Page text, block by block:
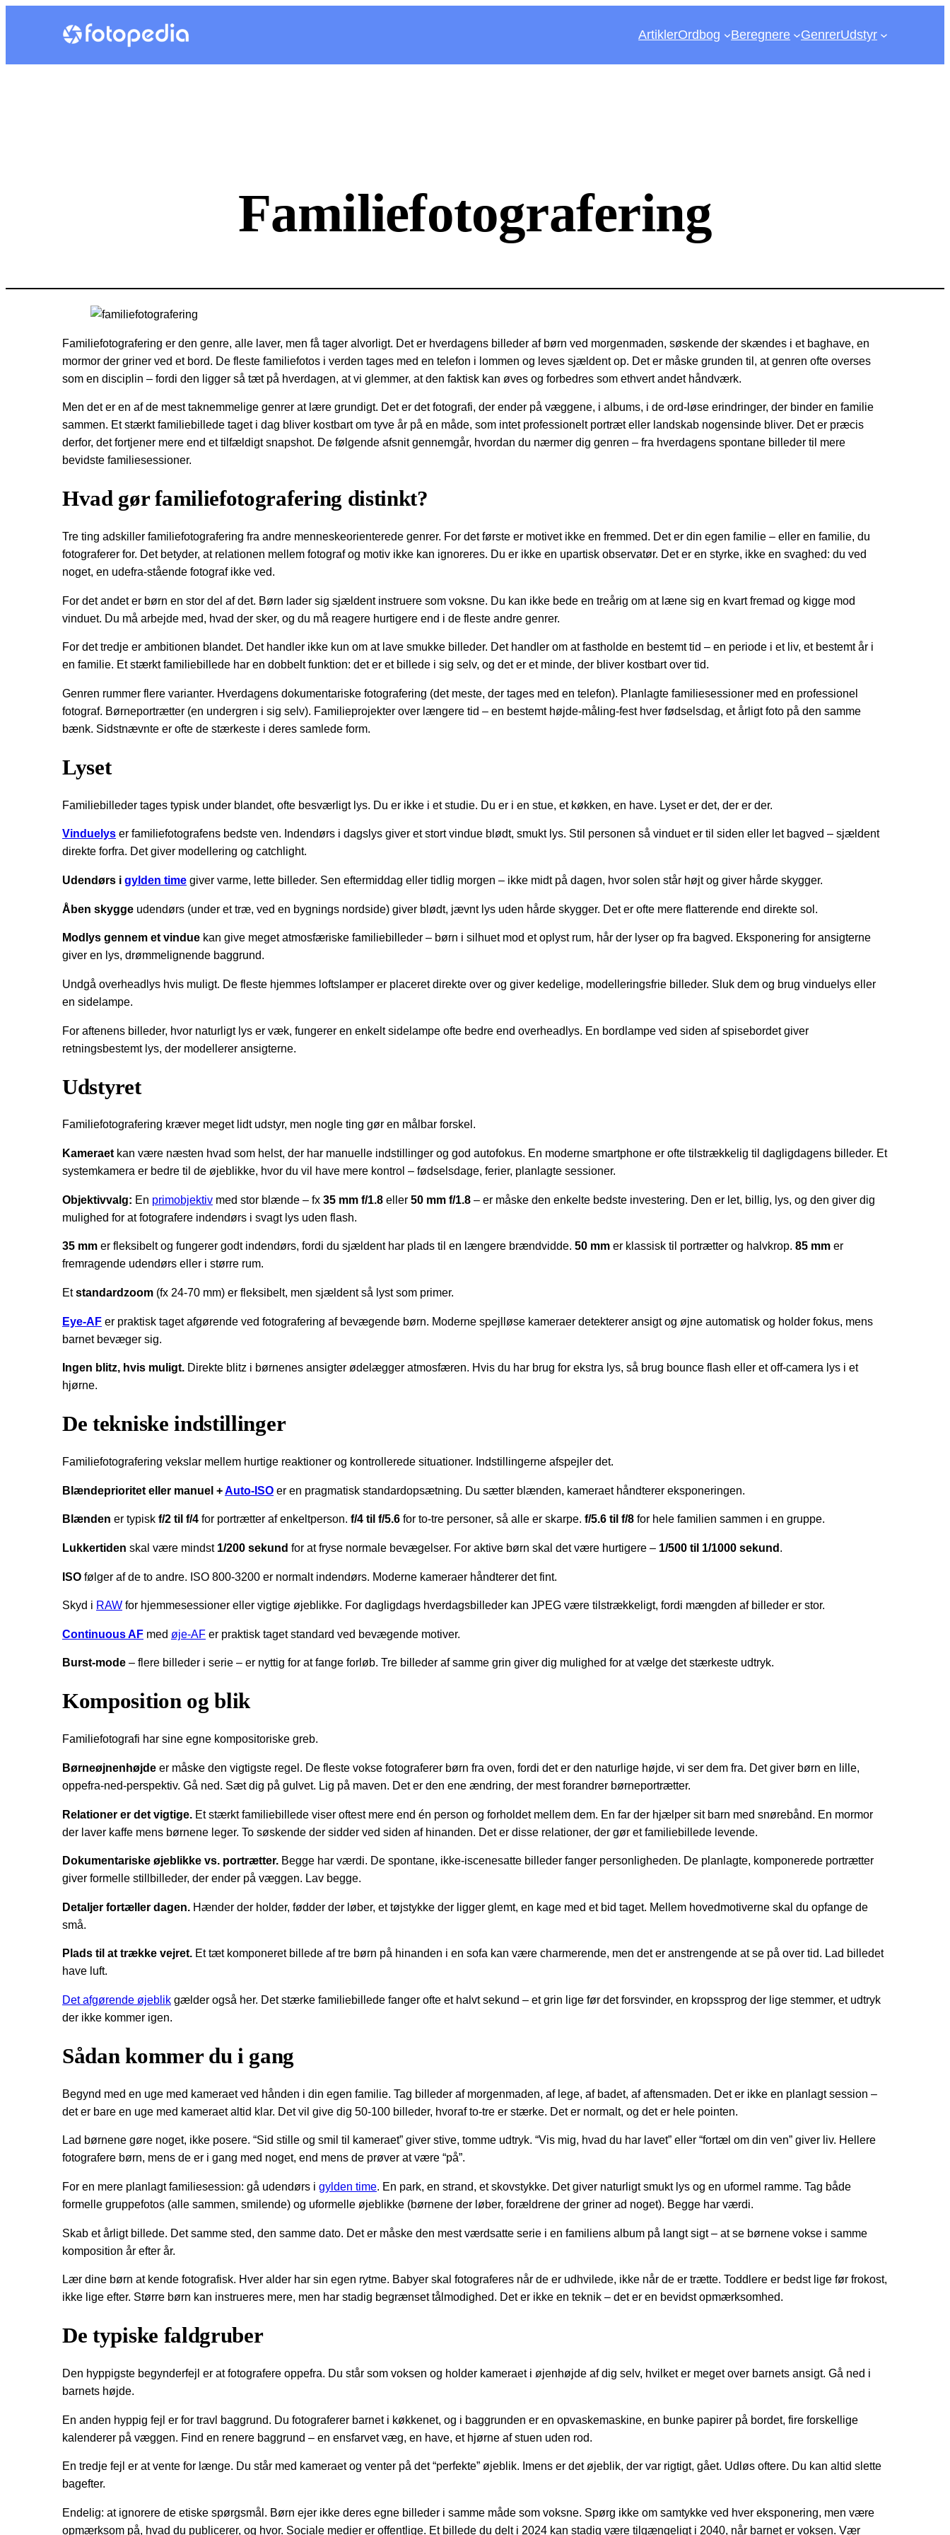
ArtiklerOrdbog Beregnere GenrerUdstyr
Familiefotografering
Familiefotografering er den genre, alle laver, men få tager alvorligt. Det er hverdagens billeder af børn ved morgenmaden, søskende der skændes i et baghave, en
mormor der griner ved et bord. De fleste familiefotos i verden tages med en telefon i lommen og leves sjældent op. Det er måske grunden til, at genren ofte overses
som en disciplin – fordi den ligger så tæt på hverdagen, at vi glemmer, at den faktisk kan øves og forbedres som ethvert andet håndværk.
Men det er en af de mest taknemmelige genrer at lære grundigt. Det er det fotografi, der ender på væggene, i albums, i de ord-løse erindringer, der binder en familie
sammen. Et stærkt familiebillede taget i dag bliver kostbart om tyve år på en måde, som intet professionelt portræt eller landskab nogensinde bliver. Det er præcis
derfor, det fortjener mere end et tilfældigt snapshot. De følgende afsnit gennemgår, hvordan du nærmer dig genren – fra hverdagens spontane billeder til mere
bevidste familiesessioner.
Hvad gør familiefotografering distinkt?
Tre ting adskiller familiefotografering fra andre menneskeorienterede genrer. For det første er motivet ikke en fremmed. Det er din egen familie – eller en familie, du
fotograferer for. Det betyder, at relationen mellem fotograf og motiv ikke kan ignoreres. Du er ikke en upartisk observatør. Det er en styrke, ikke en svaghed: du ved
noget, en udefra-stående fotograf ikke ved.
For det andet er børn en stor del af det. Børn lader sig sjældent instruere som voksne. Du kan ikke bede en treårig om at læne sig en kvart fremad og kigge mod
vinduet. Du må arbejde med, hvad der sker, og du må reagere hurtigere end i de fleste andre genrer.
For det tredje er ambitionen blandet. Det handler ikke kun om at lave smukke billeder. Det handler om at fastholde en bestemt tid – en periode i et liv, et bestemt år i
en familie. Et stærkt familiebillede har en dobbelt funktion: det er et billede i sig selv, og det er et minde, der bliver kostbart over tid.
Genren rummer flere varianter. Hverdagens dokumentariske fotografering (det meste, der tages med en telefon). Planlagte familiesessioner med en professionel
fotograf. Børneportrætter (en undergren i sig selv). Familieprojekter over længere tid – en bestemt højde-måling-fest hver fødselsdag, et årligt foto på den samme
bænk. Sidstnævnte er ofte de stærkeste i deres samlede form.
Lyset
Familiebilleder tages typisk under blandet, ofte besværligt lys. Du er ikke i et studie. Du er i en stue, et køkken, en have. Lyset er det, der er der.
Vinduelys er familiefotografens bedste ven. Indendørs i dagslys giver et stort vindue blødt, smukt lys. Stil personen så vinduet er til siden eller let bagved – sjældent
direkte forfra. Det giver modellering og catchlight.
Udendørs i gylden time giver varme, lette billeder. Sen eftermiddag eller tidlig morgen – ikke midt på dagen, hvor solen står højt og giver hårde skygger.
Åben skygge udendørs (under et træ, ved en bygnings nordside) giver blødt, jævnt lys uden hårde skygger. Det er ofte mere flatterende end direkte sol.
Modlys gennem et vindue kan give meget atmosfæriske familiebilleder – børn i silhuet mod et oplyst rum, hår der lyser op fra bagved. Eksponering for ansigterne
giver en lys, drømmelignende baggrund.
Undgå overheadlys hvis muligt. De fleste hjemmes loftslamper er placeret direkte over og giver kedelige, modelleringsfrie billeder. Sluk dem og brug vinduelys eller
en sidelampe.
For aftenens billeder, hvor naturligt lys er væk, fungerer en enkelt sidelampe ofte bedre end overheadlys. En bordlampe ved siden af spisebordet giver
retningsbestemt lys, der modellerer ansigterne.
Udstyret
Familiefotografering kræver meget lidt udstyr, men nogle ting gør en målbar forskel.
Kameraet kan være næsten hvad som helst, der har manuelle indstillinger og god autofokus. En moderne smartphone er ofte tilstrækkelig til dagligdagens billeder. Et
systemkamera er bedre til de øjeblikke, hvor du vil have mere kontrol – fødselsdage, ferier, planlagte sessioner.
Objektivvalg: En primobjektiv med stor blænde – fx 35 mm f/1.8 eller 50 mm f/1.8 – er måske den enkelte bedste investering. Den er let, billig, lys, og den giver dig
mulighed for at fotografere indendørs i svagt lys uden flash.
35 mm er fleksibelt og fungerer godt indendørs, fordi du sjældent har plads til en længere brændvidde. 50 mm er klassisk til portrætter og halvkrop. 85 mm er
fremragende udendørs eller i større rum.
Etstandardzoom (fx 24-70 mm) er fleksibelt, men sjældent så lyst som primer.
Eye-AF er praktisk taget afgørende ved fotografering af bevægende børn. Moderne spejlløse kameraer detekterer ansigt og øjne automatisk og holder fokus, mens
barnet bevæger sig.
Ingen blitz, hvis muligt. Direkte blitz i børnenes ansigter ødelægger atmosfæren. Hvis du har brug for ekstra lys, så brug bounce flash eller et off-camera lys i et
hjørne.
De tekniske indstillinger
Familiefotografering vekslar mellem hurtige reaktioner og kontrollerede situationer. Indstillingerne afspejler det.
Blændeprioritet eller manuel +Auto-ISO er en pragmatisk standardopsætning. Du sætter blænden, kameraet håndterer eksponeringen.
Blænden er typisk f/2 til f/4 for portrætter af enkeltperson. f/4 til f/5.6 for to-tre personer, så alle er skarpe. f/5.6 til f/8 for hele familien sammen i en gruppe.
Lukkertiden skal være mindst 1/200 sekund for at fryse normale bevægelser. For aktive børn skal det være hurtigere – 1/500 til 1/1000 sekund .
ISO følger af de to andre. ISO 800-3200 er normalt indendørs. Moderne kameraer håndterer det fint.
Skyd i RAW for hjemmesessioner eller vigtige øjeblikke. For dagligdags hverdagsbilleder kan JPEG være tilstrækkeligt, fordi mængden af billeder er stor.
Continuous AF med øje-AF er praktisk taget standard ved bevægende motiver.
Burst-mode – flere billeder i serie – er nyttig for at fange forløb. Tre billeder af samme grin giver dig mulighed for at vælge det stærkeste udtryk.
Komposition og blik
Familiefotografi har sine egne kompositoriske greb.
Børneøjnenhøjde er måske den vigtigste regel. De fleste vokse fotograferer børn fra oven, fordi det er den naturlige højde, vi ser dem fra. Det giver børn en lille,
oppefra-ned-perspektiv. Gå ned. Sæt dig på gulvet. Lig på maven. Det er den ene ændring, der mest forandrer børneportrætter.
Relationer er det vigtige. Et stærkt familiebillede viser oftest mere end én person og forholdet mellem dem. En far der hjælper sit barn med snørebånd. En mormor
der laver kaffe mens børnene leger. To søskende der sidder ved siden af hinanden. Det er disse relationer, der gør et familiebillede levende.
Dokumentariske øjeblikke vs. portrætter. Begge har værdi. De spontane, ikke-iscenesatte billeder fanger personligheden. De planlagte, komponerede portrætter
giver formelle stillbilleder, der ender på væggen. Lav begge.
Detaljer fortæller dagen. Hænder der holder, fødder der løber, et tøjstykke der ligger glemt, en kage med et bid taget. Mellem hovedmotiverne skal du opfange de
små.
Plads til at trække vejret. Et tæt komponeret billede af tre børn på hinanden i en sofa kan være charmerende, men det er anstrengende at se på over tid. Lad billedet
have luft.
Det afgørende øjeblik gælder også her. Det stærke familiebillede fanger ofte et halvt sekund – et grin lige før det forsvinder, en kropssprog der lige stemmer, et udtryk
der ikke kommer igen.
Sådan kommer du i gang
Begynd med en uge med kameraet ved hånden i din egen familie. Tag billeder af morgenmaden, af lege, af badet, af aftensmaden. Det er ikke en planlagt session –
det er bare en uge med kameraet altid klar. Det vil give dig 50-100 billeder, hvoraf to-tre er stærke. Det er normalt, og det er hele pointen.
Lad børnene gøre noget, ikke posere. “Sid stille og smil til kameraet” giver stive, tomme udtryk. “Vis mig, hvad du har lavet” eller “fortæl om din ven” giver liv. Hellere
fotografere børn, mens de er i gang med noget, end mens de prøver at være “på”.
For en mere planlagt familiesession: gå udendørs i gylden time. En park, en strand, et skovstykke. Det giver naturligt smukt lys og en uformel ramme. Tag både
formelle gruppefotos (alle sammen, smilende) og uformelle øjeblikke (børnene der løber, forældrene der griner ad noget). Begge har værdi.
Skab et årligt billede. Det samme sted, den samme dato. Det er måske den mest værdsatte serie i en familiens album på langt sigt – at se børnene vokse i samme
komposition år efter år.
Lær dine børn at kende fotografisk. Hver alder har sin egen rytme. Babyer skal fotograferes når de er udhvilede, ikke når de er trætte. Toddlere er bedst lige før frokost,
ikke lige efter. Større børn kan instrueres mere, men har stadig begrænset tålmodighed. Det er ikke en teknik – det er en bevidst opmærksomhed.
De typiske faldgruber
Den hyppigste begynderfejl er at fotografere oppefra. Du står som voksen og holder kameraet i øjenhøjde af dig selv, hvilket er meget over barnets ansigt. Gå ned i
barnets højde.
En anden hyppig fejl er for travl baggrund. Du fotograferer barnet i køkkenet, og i baggrunden er en opvaskemaskine, en bunke papirer på bordet, fire forskellige
kalenderer på væggen. Find en renere baggrund – en ensfarvet væg, en have, et hjørne af stuen uden rod.
En tredje fejl er at vente for længe. Du står med kameraet og venter på det “perfekte” øjeblik. Imens er det øjeblik, der var rigtigt, gået. Udløs oftere. Du kan altid slette
bagefter.
Endelig: at ignorere de etiske spørgsmål. Børn ejer ikke deres egne billeder i samme måde som voksne. Spørg ikke om samtykke ved hver eksponering, men være
opmærksom på, hvad du publicerer, og hvor. Sociale medier er offentlige. Et billede du delt i 2024 kan stadig være tilgængeligt i 2040, når barnet er voksen. Vær